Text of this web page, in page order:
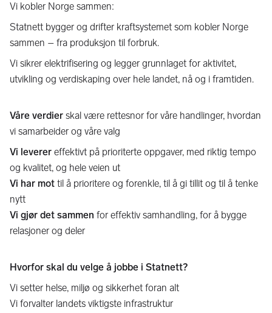
Vi kobler Norge sammen:
Statnett bygger og drifter kraftsystemet som kobler Norge
sammen – fra produksjon til forbruk.
Vi sikrer elektrifisering og legger grunnlaget for aktivitet,
utvikling og verdiskaping over hele landet, nå og i framtiden.
Våre verdier skal være rettesnor for våre handlinger, hvordan
vi samarbeider og våre valg
Vi leverer effektivt på prioriterte oppgaver, med riktig tempo
og kvalitet, og hele veien ut
Vi har mot til å prioritere og forenkle, til å gi tillit og til å tenke
nytt
Vi gjør det sammen for effektiv samhandling, for å bygge
relasjoner og deler
Hvorfor skal du velge å jobbe i Statnett?
Vi setter helse, miljø og sikkerhet foran alt
Vi forvalter landets viktigste infrastruktur